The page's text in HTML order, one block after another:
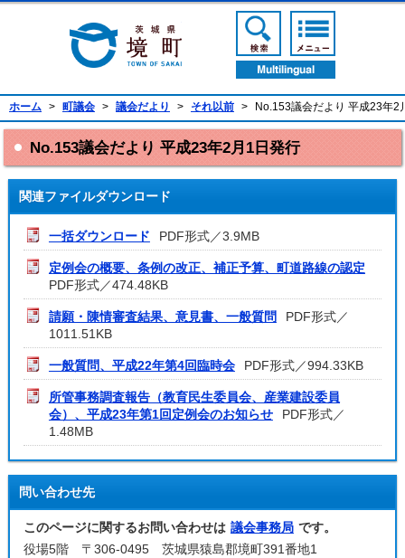
境町公式ホームページ検索ボタン
ホーム > 町議会 > 議会だより > それ以前 > No.153議会だより 平成23年2
No.153議会だより 平成23年2月1日発行
関連ファイルダウンロード
一括ダウンロード PDF形式／3.9MB
定例会の概要、条例の改正、補正予算、町道路線の認定
PDF形式／474.48KB
請願・陳情審査結果、意見書、一般質問
PDF形式／
1011.51KB
一般質問、平成22年第4回臨時会 PDF形式／994.33KB
所管事務調査報告（教育民生委員会、産業建設委員
会）、平成23年第1回定例会のお知らせ
PDF形式／
1.48MB
問い合わせ先
このページに関するお問い合わせは 議会事務局 です。
役場5階 〒306-0495 茨城県猿島郡境町391番地1